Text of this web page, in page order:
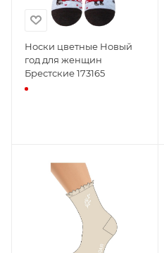
Носки цветные Новый
год для женщин
Брестские 173165